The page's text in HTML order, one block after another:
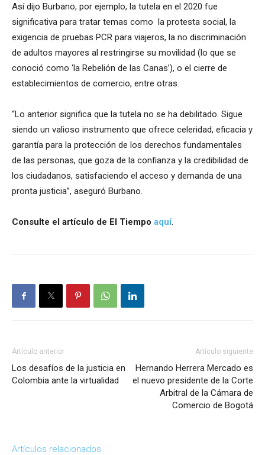
Así dijo Burbano, por ejemplo, la tutela en el 2020 fue
significativa para tratar temas como la protesta social, la
exigencia de pruebas PCR para viajeros, la no discriminación
de adultos mayores al restringirse su movilidad (lo que se
conoció como ‘la Rebelión de las Canas’), o el cierre de
establecimientos de comercio, entre otras.
“Lo anterior significa que la tutela no se ha debilitado. Sigue
siendo un valioso instrumento que ofrece celeridad, eficacia y
garantía para la protección de los derechos fundamentales
de las personas, que goza de la confianza y la credibilidad de
los ciudadanos, satisfaciendo el acceso y demanda de una
pronta justicia”, aseguró Burbano.
Consulte el artículo de El Tiempo aquí.
Artículo anterior
Los desafíos de la justicia en
Colombia ante la virtualidad
Artículo siguiente
Hernando Herrera Mercado es
el nuevo presidente de la Corte
Arbitral de la Cámara de
Comercio de Bogotá
Artículos relacionados